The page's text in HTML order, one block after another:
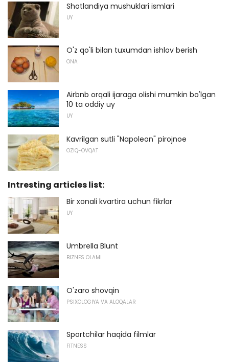
Shotlandiya mushuklari ismlari
UY
O'z qo'li bilan tuxumdan ishlov berish
ONA
Airbnb orqali ijaraga olishi mumkin bo'lgan
10 ta oddiy uy
UY
Kavrilgan sutli "Napoleon" pirojnoe
OZIQ-OVQAT
Intresting articles list:
Bir xonali kvartira uchun fikrlar
UY
Umbrella Blunt
BIZNES OLAMI
O'zaro shovqin
PSIXOLOGIYA VA ALOQALAR
Sportchilar haqida filmlar
FITNESS